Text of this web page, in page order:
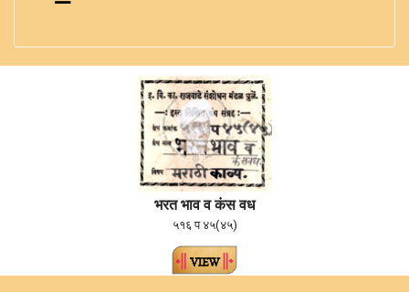
भरत भाव व कंस वध
५१६ प ४५(४५)